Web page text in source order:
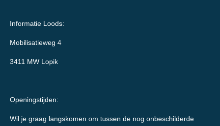
Informatie Loods:
Mobilisatieweg 4
3411 MW Lopik
Openingstijden:
Wil je graag langskomen om tussen de nog onbeschilderde